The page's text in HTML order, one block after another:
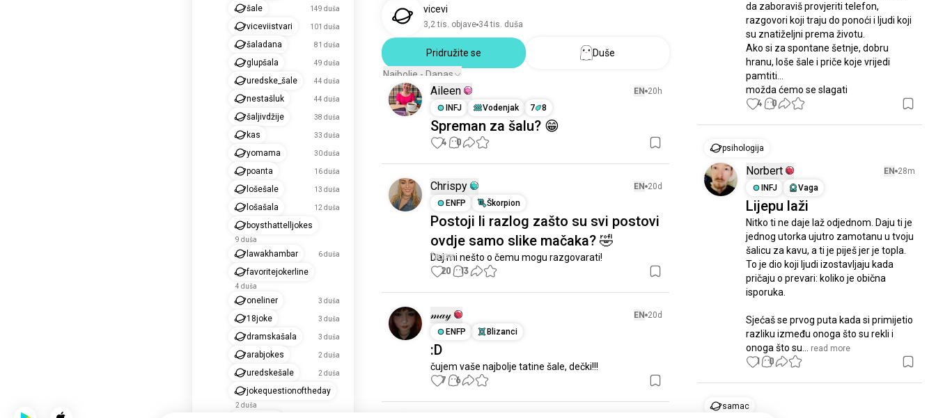
šale 149 duša
viceviistvari 101 duša
šaladana 81 duša
glupšala 49 duša
uredske_šale 44 duša
nestašluk 44 duša
šaljivdžije 38 duša
kas 33 duša
yomama 30 duša
poanta 16 duša
lošešale 13 duša
lošašala 12 duša
boysthattelljokes
9 duša
lawakhambar 6 duša
favoritejokerline
4 duša
oneliner 3 duša
18joke 3 duša
dramskašala 3 duša
arabjokes 2 duša
uredskešale 2 duša
jokequestionoftheday
2 duša
vicevi
3,2 tis. objave 34 tis. duša
Pridružite se
Duše
Najbolje - Danas
Aileen EN 20h
INFJ
Vodenjak 7 8
Spreman za šalu? 😁
4 0
Chrispy EN 20d
ENFP
Škorpion
Postoji li razlog zašto su svi postovi
ovdje samo slike mačaka? 🤣
Daj mi nešto o čemu mogu razgovarati!
20 13
𝓂𝒶𝓎 EN 20d
ENFP
Blizanci
:D
čujem vaše najbolje tatine šale, dečki!!!
7 6
da zaboraviš provjeriti telefon,
razgovori koji traju do ponoći i ljudi koji
su znatiželjni prema životu.
Ako si za spontane šetnje, dobru
hranu, loše šale i priče koje vrijedi
pamtiti…
možda ćemo se slagati
4 0
psihologija
Norbert EN 28m
INFJ
Vaga
Lijepu laži
Nitko ti ne daje laž odjednom. Daju ti je
jednog utorka ujutro zamotanu u tvoju
šalicu za kavu, a ti je piješ jer je topla.
To je dio koji ljudi izostavljaju kada
pričaju o prevari: koliko je obična
isporuka.
Sjećaš se prvog puta kada si primijetio
razliku između onoga što su rekli i
onoga što su...
read more
1 0
samac